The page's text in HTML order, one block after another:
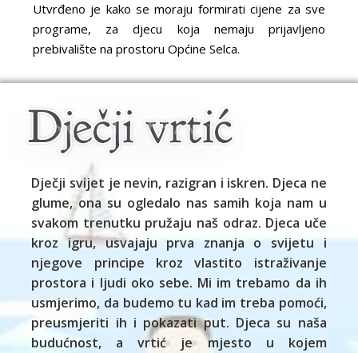
Utvrđeno je kako se moraju formirati cijene za sve
programe, za djecu koja nemaju prijavljeno
prebivalište na prostoru Općine Selca.
Dječji svijet je nevin, razigran i iskren. Djeca ne
glume, ona su ogledalo nas samih koja nam u
svakom trenutku pružaju naš odraz. Djeca uče
kroz igru, usvajaju prva znanja o svijetu i
njegove principe kroz vlastito istraživanje
prostora i ljudi oko sebe. Mi im trebamo da ih
usmjerimo, da budemo tu kad im treba pomoći,
preusmjeriti ih i pokazati put. Djeca su naša
budućnost, a vrtić je mjesto u kojem